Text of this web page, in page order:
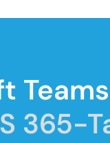
365-